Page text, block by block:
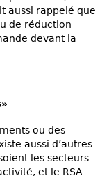
aussi rappelé que
de réduction
devant la
ou des
aussi d’autres
les secteurs
et le RSA